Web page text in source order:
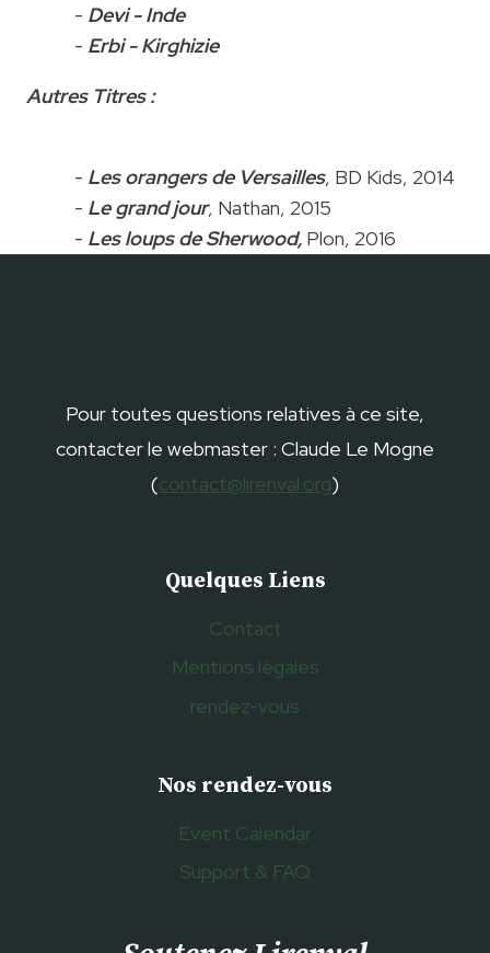
- Devi - Inde
- Erbi - Kirghizie
Autres Titres :
- Les orangers de Versailles, BD Kids, 2014
- Le grand jour, Nathan, 2015
- Les loups de Sherwood, Plon, 2016
Pour toutes questions relatives à ce site,
contacter le webmaster : Claude Le Mogne
(contact@lirenval.org)
Quelques Liens
Contact
Mentions légales
rendez-vous
Nos rendez-vous
Event Calendar
Support & FAQ